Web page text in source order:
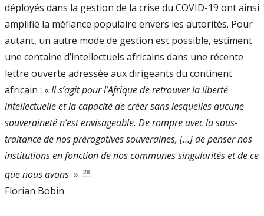
déployés dans la gestion de la crise du COVID-19 ont ainsi
amplifié la méfiance populaire envers les autorités. Pour
autant, un autre mode de gestion est possible, estiment
une centaine d’intellectuels africains dans une récente
lettre ouverte adressée aux dirigeants du continent
africain : «Il s’agit pour l’Afrique de retrouver la liberté
intellectuelle et la capacité de créer sans lesquelles aucune
souveraineté n’est envisageable. De rompre avec la sous-
traitance de nos prérogatives souveraines, […] de penser nos
institutions en fonction de nos communes singularités et de ce
que nous avons » [28].
Florian Bobin